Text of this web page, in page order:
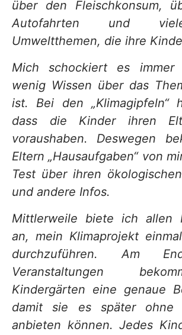
über den Fleischkonsum,
Autofahrten und
Umweltthemen, die ihre
Mich schockiert es immer
wenig Wissen über das
ist. Bei den „Klimagipfeln“
dass die Kinder ihren
voraushaben. Deswegen
Eltern „Hausaufgaben“ von
Test über ihren
und andere Infos.
Mittlerweile biete ich allen
an, mein Klimaprojekt
durchzuführen. Am
Veranstaltungen
Kindergärten eine genaue
damit sie es später ohne
anbieten können. Jedes